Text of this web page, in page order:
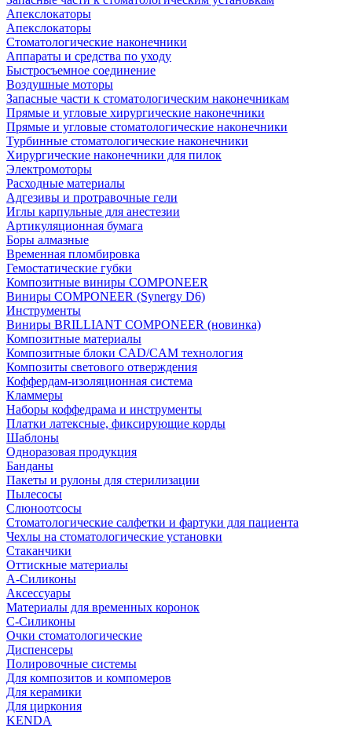
Апекслокаторы
Апекслокаторы
Стоматологические наконечники
Аппараты и средства по уходу
Быстросъемное соединение
Воздушные моторы
Запасные части к стоматологическим наконечникам
Прямые и угловые хирургические наконечники
Прямые и угловые стоматологические наконечники
Турбинные стоматологические наконечники
Хирургические наконечники для пилок
Электромоторы
Расходные материалы
Адгезивы и протравочные гели
Иглы карпульные для анестезии
Артикуляционная бумага
Боры алмазные
Временная пломбировка
Гемостатические губки
Композитные виниры COMPONEER
Виниры COMPONEER (Synergy D6)
Инструменты
Виниры BRILLIANT COMPONEER (новинка)
Композитные материалы
Композитные блоки CAD/СAM технология
Композиты светового отверждения
Коффердам-изоляционная система
Кламмеры
Наборы коффедрама и инструменты
Платки латексные, фиксирующие корды
Шаблоны
Одноразовая продукция
Банданы
Пакеты и рулоны для стерилизации
Пылесосы
Слюноотсосы
Стоматологические салфетки и фартуки для пациента
Чехлы на стоматологические установки
Стаканчики
Оттискные материалы
А-Силиконы
Аксессуары
Материалы для временных коронок
С-Силиконы
Очки стоматологические
Диспенсеры
Полировочные системы
Для композитов и компомеров
Для керамики
Для циркония
KENDA